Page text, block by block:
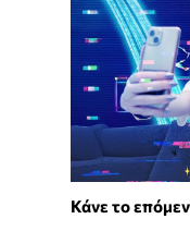
Κάνε το